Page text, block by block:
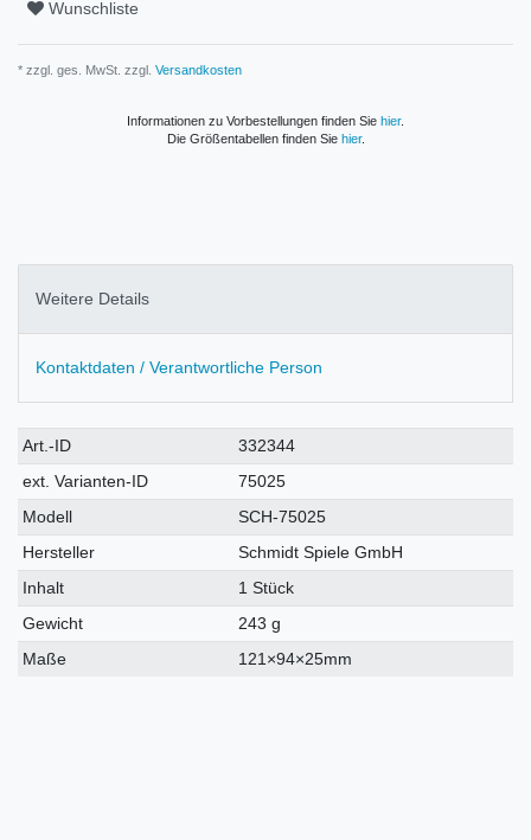
Wunschliste
* zzgl. ges. MwSt. zzgl. Versandkosten
Informationen zu Vorbestellungen finden Sie hier.
Die Größentabellen finden Sie hier.
Weitere Details
Kontaktdaten / Verantwortliche Person
Technisches
Merkmal
Wert
Art.-ID
332344
ext. Varianten-ID
75025
Modell
SCH-75025
Hersteller
Schmidt Spiele GmbH
Inhalt
1 Stück
Gewicht
243 g
Maße
121×94×25mm